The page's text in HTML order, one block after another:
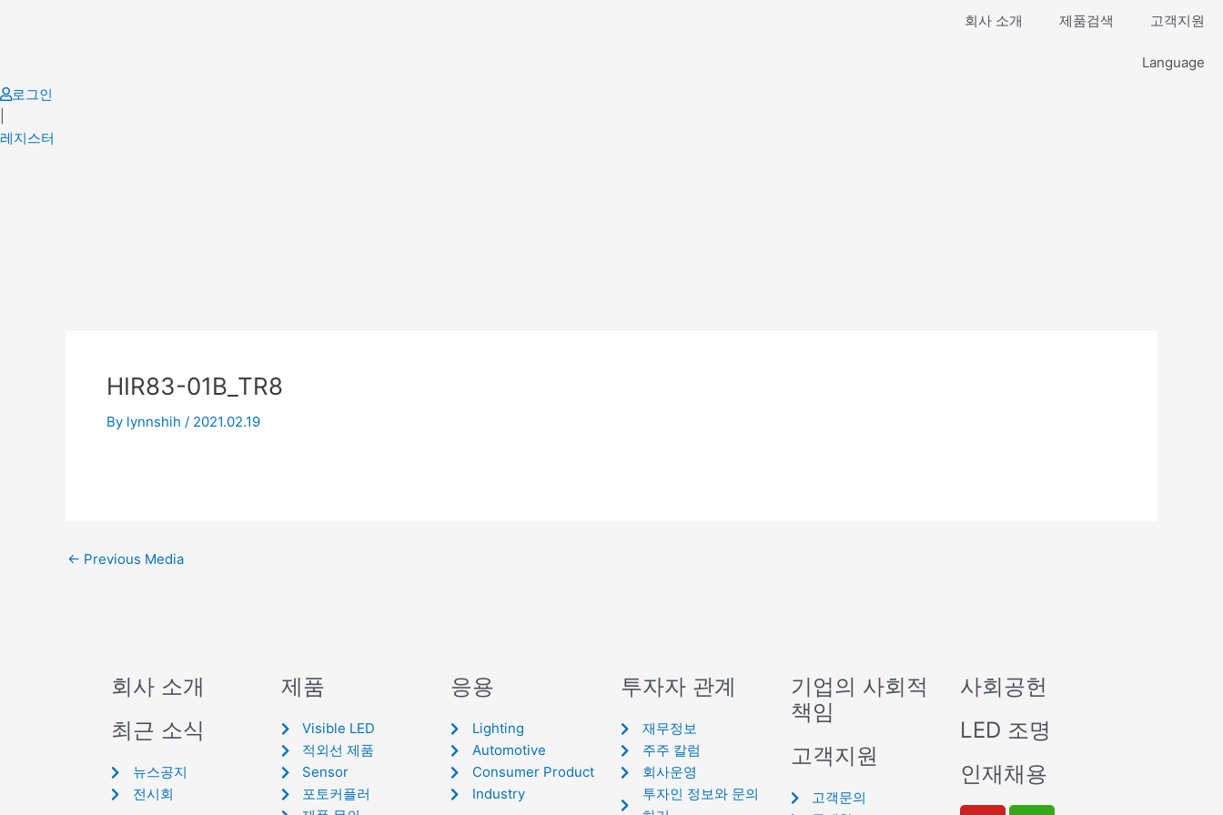
회사 소개 제품검색 고객지원
Language
로그인
레지스터
HIR83-01B_TR8
By lynnshih / 2021.02.19
← Previous Media
회사 소개
최근 소식
뉴스공지
전시회
제품
Visible LED
적외선 제품
Sensor
포토커플러
응용
Lighting
Automotive
Consumer Product
Industry
투자자 관계
재무정보
주주 칼럼
회사운영
투자인 정보와 문의
기업의 사회적
책임
고객지원
고객문의
사회공헌
LED 조명
인재채용